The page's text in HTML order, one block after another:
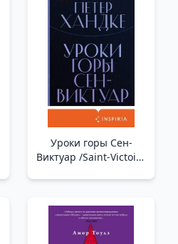
Уроки горы Сен-
Виктуар /Saint-Victoire